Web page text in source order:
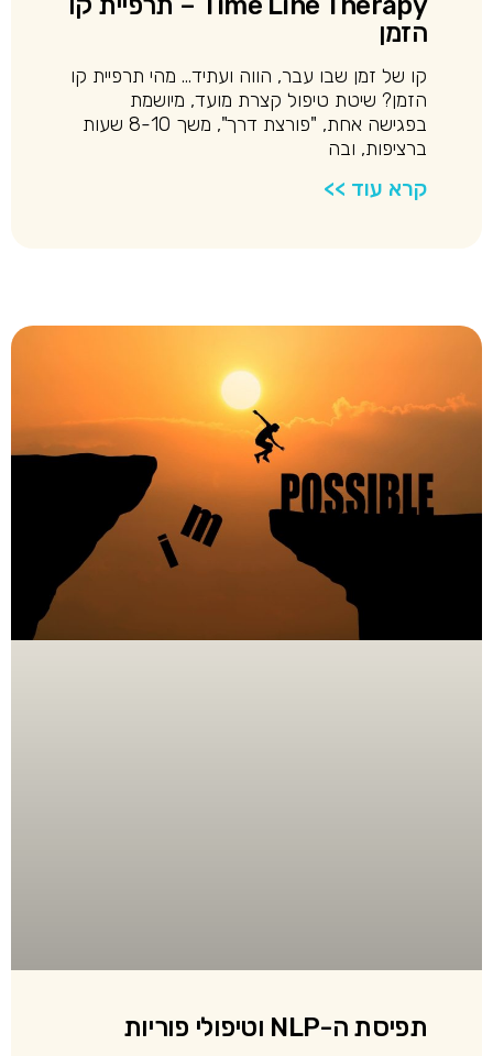
הזמן
קו של זמן שבו עבר, הווה ועתיד… מהי תרפיית קו
הזמן? שיטת טיפול קצרת מועד, מיושמת
בפגישה אחת, "פורצת דרך", משך 8-10 שעות
ברציפות, ובה
קרא עוד >>
תפיסת ה-NLP וטיפולי פוריות